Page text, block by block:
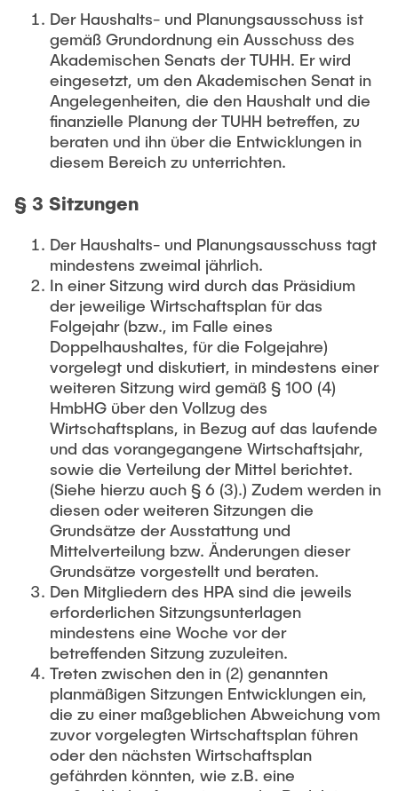
Intern
Lehre und Lernen
Best Practices Lehre
Hochschuldidaktik - ZLL
LearnING Center
Lehre im europäischen Verbund (ECIU)
WorkINGLab / Makerspace
Transfer
Interdisziplinärer Workshop des FSP
„Biobasierte Prozesse und
Reaktortechnologien“
Maschinenbau
Studiengänge
Forschung und Institute
Studienbereich FIT
Institute im Überblick
Der Haushalts- und Planungsausschuss ist
gemäß Grundordnung ein Ausschuss des
Akademischen Senats der TUHH. Er wird
eingesetzt, um den Akademischen Senat in
Angelegenheiten, die den Haushalt und die
finanzielle Planung der TUHH betreffen, zu
beraten und ihn über die Entwicklungen in
diesem Bereich zu unterrichten.
§ 3 Sitzungen
Der Haushalts- und Planungsausschuss tagt
mindestens zweimal jährlich.
In einer Sitzung wird durch das Präsidium
der jeweilige Wirtschaftsplan für das
Folgejahr (bzw., im Falle eines
Doppelhaushaltes, für die Folgejahre)
vorgelegt und diskutiert, in mindestens einer
weiteren Sitzung wird gemäß § 100 (4)
HmbHG über den Vollzug des
Wirtschaftsplans, in Bezug auf das laufende
und das vorangegangene Wirtschaftsjahr,
sowie die Verteilung der Mittel berichtet.
(Siehe hierzu auch § 6 (3).) Zudem werden in
diesen oder weiteren Sitzungen die
Grundsätze der Ausstattung und
Mittelverteilung bzw. Änderungen dieser
Grundsätze vorgestellt und beraten.
Den Mitgliedern des HPA sind die jeweils
erforderlichen Sitzungsunterlagen
mindestens eine Woche vor der
betreffenden Sitzung zuzuleiten.
Treten zwischen den in (2) genannten
planmäßigen Sitzungen Entwicklungen ein,
die zu einer maßgeblichen Abweichung vom
zuvor vorgelegten Wirtschaftsplan führen
oder den nächsten Wirtschaftsplan
gefährden könnten, wie z.B. eine